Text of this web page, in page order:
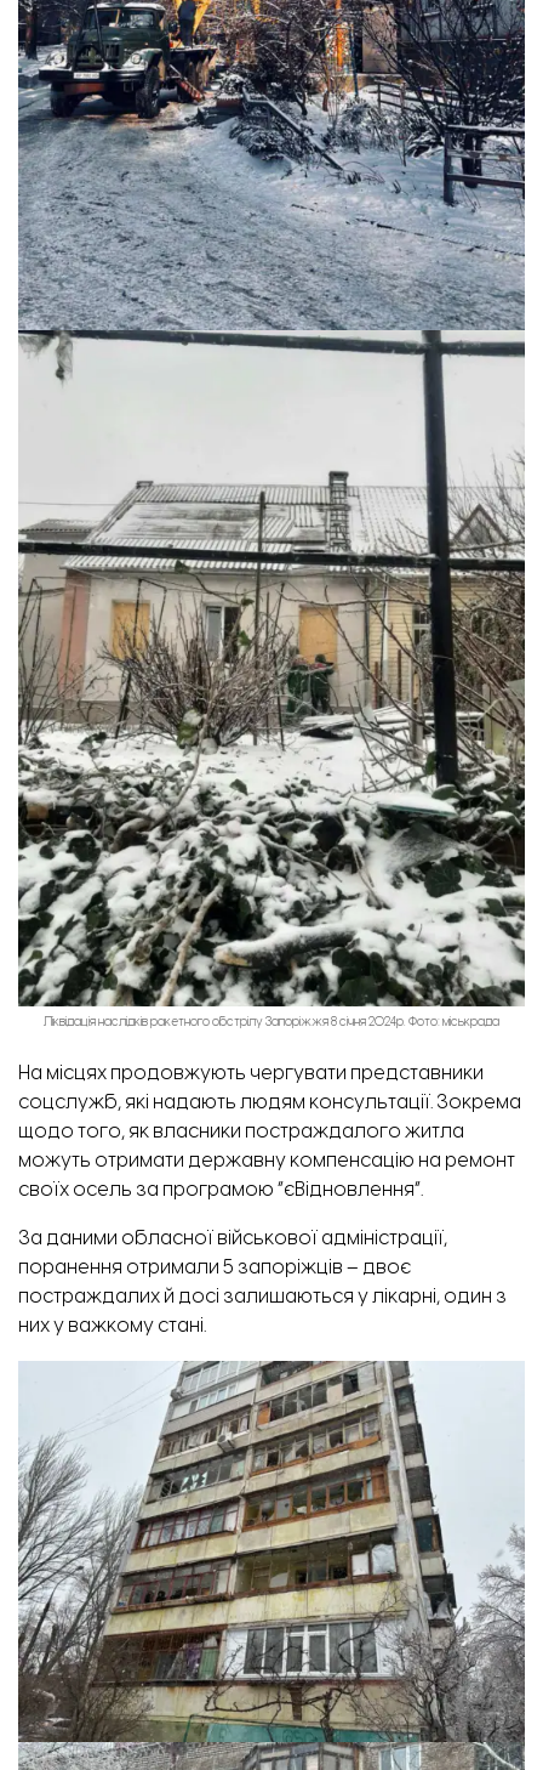
Ліквідація наслідків ракетного обстрілу Запоріжжя 8 січня 2024р. Фото: міськрада
На місцях продовжують чергувати представники
соцслужб, які надають людям консультації. Зокрема
щодо того, як власники постраждалого житла
можуть отримати державну компенсацію на ремонт
своїх осель за програмою “єВідновлення”.
За даними обласної військової адміністрації,
поранення отримали 5 запоріжців – двоє
постраждалих й досі залишаються у лікарні, один з
них у важкому стані.